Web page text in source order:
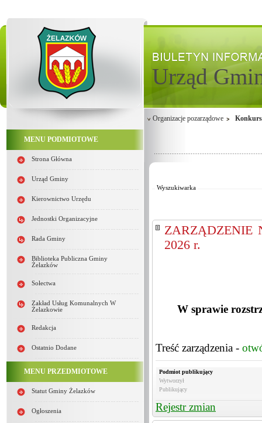
Urząd
MENU PODMIOTOWE
Strona Główna
Urząd Gminy
Kierownictwo Urzędu
Jednostki Organizacyjne
Rada Gminy
Biblioteka Publiczna Gminy
Żelazków
Sołectwa
Zakład Usług Komunalnych W
Żelazkowie
Redakcja
Ostatnio Dodane
MENU PRZEDMIOTOWE
Statut Gminy Żelazków
Ogłoszenia
Organizacje pozarządowe
Wyszukiwarka
ZARZĄDZENIE
2026 r.
W sprawie
Treść zarządzenia -
Podmiot publikujący
Wytworzył
Publikujący
Rejestr zmian